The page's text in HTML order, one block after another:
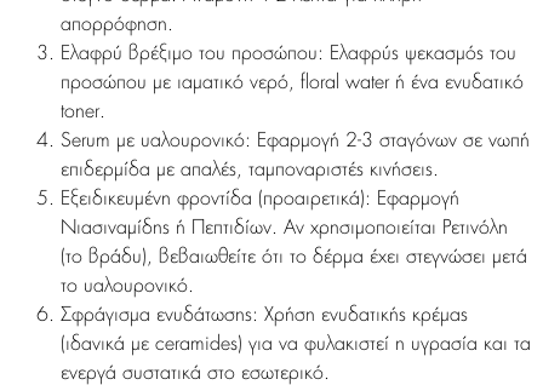
απορρόφηση.
Ελαφρύ βρέξιμο του προσώπου: Ελαφρύς ψεκασμός του
προσώπου με ιαματικό νερό, floral water ή ένα ενυδατικό
toner.
Serum με υαλουρονικό: Εφαρμογή 2-3 σταγόνων σε νωπή
επιδερμίδα με απαλές, ταμποναριστές κινήσεις.
Εξειδικευμένη φροντίδα (προαιρετικά): Εφαρμογή
Νιασιναμίδης ή Πεπτιδίων. Αν χρησιμοποιείται Ρετινόλη
(το βράδυ), βεβαιωθείτε ότι το δέρμα έχει στεγνώσει μετά
το υαλουρονικό.
Σφράγισμα ενυδάτωσης: Χρήση ενυδατικής κρέμας
(ιδανικά με ceramides) για να φυλακιστεί η υγρασία και τα
ενεργά συστατικά στο εσωτερικό.